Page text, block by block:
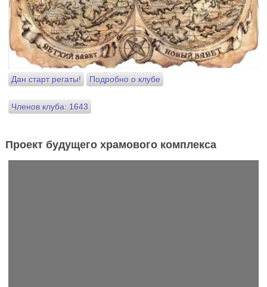
Дан старт регаты! Подробно о клубе
Членов клуба: 1643
Проект будущего храмового комплекса